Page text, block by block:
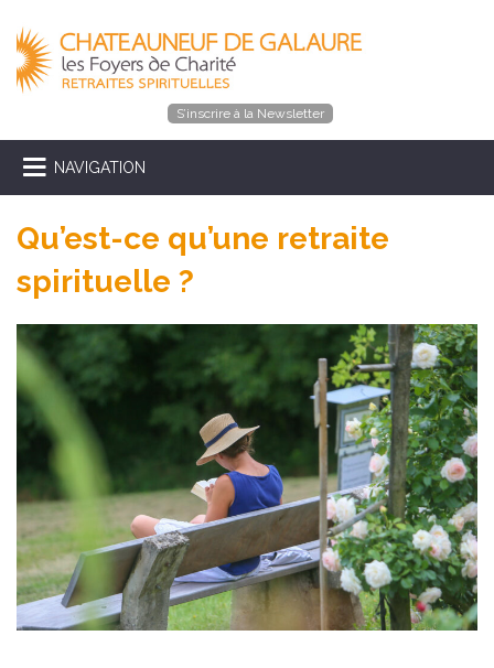
S’inscrire à la Newsletter
NAVIGATION
Qu’est-ce qu’une retraite
spirituelle ?